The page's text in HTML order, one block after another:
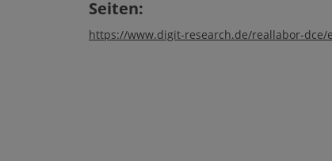
Seiten:
https://www.digit-research.de/reallabor-dce/